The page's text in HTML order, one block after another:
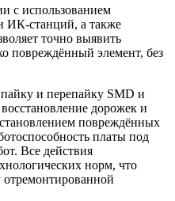
с использованием
ИК-станций, а также
точно выявить
повреждённый элемент, без
и перепайку SMD и
дорожек и
повреждённых
платы под
Все действия
норм, что
отремонтированной